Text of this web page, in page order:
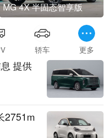
MG 4X 半固态智享版
轿车 更多
提供
2751m